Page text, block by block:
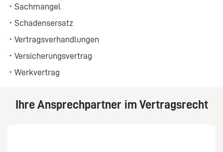
Sachmangel
Schadensersatz
Vertragsverhandlungen
Versicherungsvertrag
Werkvertrag
Ihre Ansprechpartner im Vertragsrecht